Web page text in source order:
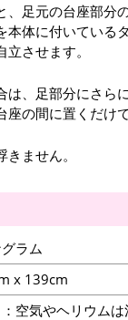
、足元の台座部分
本体に付いている
させます。
は、足部分にさら
座の間に置くだけ
ません。
ラム
x 139cm
空気やヘリウムは